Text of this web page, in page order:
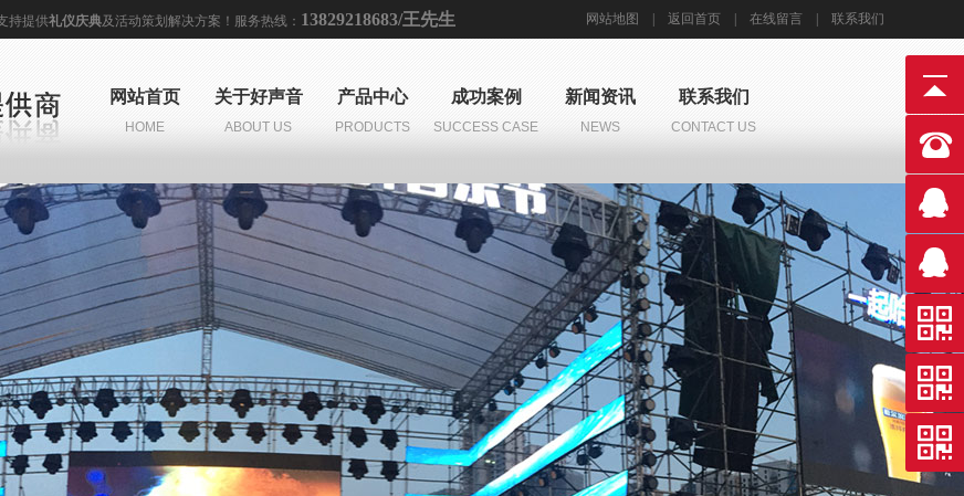
持提供礼仪庆典及活动策划 解决方案！服务热线： 13829218683/王先生 网站地图 返回首页 在线留言 联系我们
网站首页
HOME
关于好声音
ABOUT US
产品中心
PRODUCTS
成功案例
SUCCESS CASE
新闻资讯
NEWS
联系我们
CONTACT US